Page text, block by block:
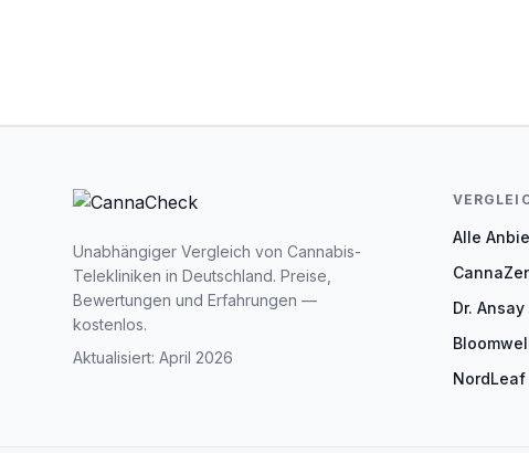
Unabhängiger Vergleich von Cannabis-
Telekliniken in Deutschland. Preise,
Bewertungen und Erfahrungen —
kostenlos.
Aktualisiert: April 2026
Alle
Dr. Ansay
NordLeaf